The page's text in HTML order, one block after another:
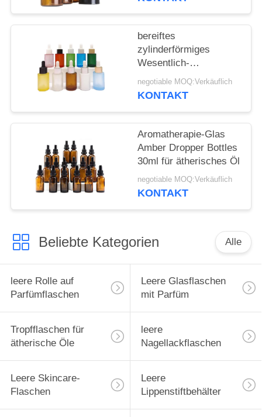
bereiftes
zylinderförmiges
Wesentlich-
kosmetisches flaches
Schulter-
negotiable MOQ:Verkäuflich
KONTAKT
Aromatherapie-Glas
Amber Dropper Bottles
30ml für ätherisches Öl
negotiable MOQ:Verkäuflich
KONTAKT
Beliebte Kategorien Alle
leere Rolle auf
Parfümflaschen
Leere Glasflaschen
mit Parfüm
Tropfflaschen für
ätherische Öle
leere
Nagellackflaschen
Leere Skincare-
Flaschen
Leere
Lippenstiftbehälter